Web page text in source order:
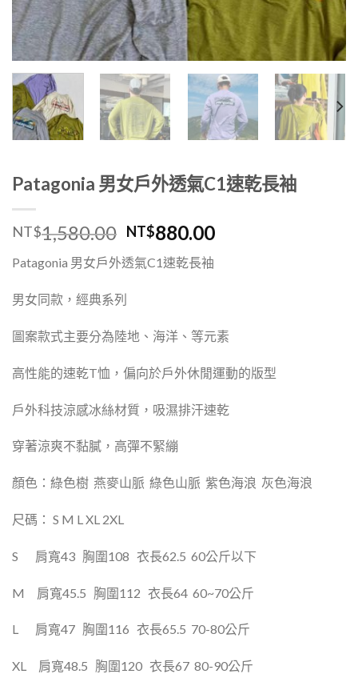
Patagonia 男女戶外透氣C1速乾長袖
NT$1,580.00 NT$880.00
Patagonia 男女戶外透氣C1速乾長袖
男女同款，經典系列
圖案款式主要分為陸地、海洋、等元素
高性能的速乾T恤，偏向於戶外休閒運動的版型
戶外科技涼感冰絲材質，吸濕排汗速乾
穿著涼爽不黏膩，高彈不緊繃
顏色：綠色樹 燕麥山脈 綠色山脈 紫色海浪 灰色海浪
尺碼： S M L XL 2XL
S 肩寬43 胸圍108 衣長62.5 60公斤以下
M 肩寬45.5 胸圍112 衣長64 60~70公斤
L 肩寬47 胸圍116 衣長65.5 70-80公斤
XL 肩寬48.5 胸圍120 衣長67 80-90公斤